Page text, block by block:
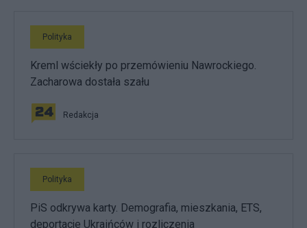
Polityka
Kreml wściekły po przemówieniu Nawrockiego.
Zacharowa dostała szału
Redakcja
Polityka
PiS odkrywa karty. Demografia, mieszkania, ETS,
deportacje Ukraińców i rozliczenia